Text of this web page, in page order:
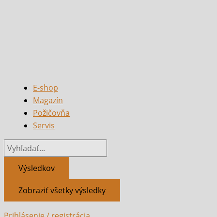
E-shop
Magazín
Požičovňa
Servis
Výsledkov
Zobraziť všetky výsledky